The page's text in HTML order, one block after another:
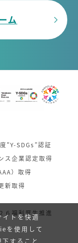
ム
"Y-SDGs”認証
ス企業認定取得
）取得
新取得
６福利厚生推進
イトを快適
を使用して
すること